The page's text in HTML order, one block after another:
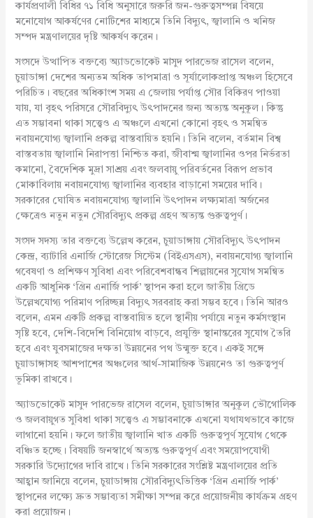
কার্যপ্রণালী বিধির ৭১ বিধি অনুসারে জরুরি জন-গুরুত্বসম্পন্ন বিষয়ে
মনোযোগ আকর্ষণের নোটিশের মাধ্যমে তিনি বিদ্যুৎ, জ্বালানি ও খনিজ
সম্পদ মন্ত্রণালয়ের দৃষ্টি আকর্ষণ করেন।
সংসদে উত্থাপিত বক্তব্যে অ্যাডভোকেট মাসুদ পারভেজ রাসেল বলেন,
চুয়াডাঙ্গা দেশের অন্যতম অধিক তাপমাত্রা ও সূর্যালোকপ্রাপ্ত অঞ্চল হিসেবে
পরিচিত। বছরের অধিকাংশ সময় এ জেলায় পর্যাপ্ত সৌর বিকিরণ পাওয়া
যায়, যা বৃহৎ পরিসরে সৌরবিদ্যুৎ উৎপাদনের জন্য অত্যন্ত অনুকূল। কিন্তু
এত সম্ভাবনা থাকা সত্ত্বেও এ অঞ্চলে এখনো কোনো বৃহৎ ও সমন্বিত
নবায়নযোগ্য জ্বালানি প্রকল্প বাস্তবায়িত হয়নি। তিনি বলেন, বর্তমান বিশ্ব
বাস্তবতায় জ্বালানি নিরাপত্তা নিশ্চিত করা, জীবাশ্ম জ্বালানির ওপর নির্ভরতা
কমানো, বৈদেশিক মুদ্রা সাশ্রয় এবং জলবায়ু পরিবর্তনের বিরূপ প্রভাব
মোকাবিলায় নবায়নযোগ্য জ্বালানির ব্যবহার বাড়ানো সময়ের দাবি।
সরকারের ঘোষিত নবায়নযোগ্য জ্বালানি উৎপাদন লক্ষ্যমাত্রা অর্জনের
ক্ষেত্রেও নতুন নতুন সৌরবিদ্যুৎ প্রকল্প গ্রহণ অত্যন্ত গুরুত্বপূর্ণ।
সংসদ সদস্য তার বক্তব্যে উল্লেখ করেন, চুয়াডাঙ্গায় সৌরবিদ্যুৎ উৎপাদন
কেন্দ্র, ব্যাটারি এনার্জি স্টোরেজ সিস্টেম (বিইএসএস), নবায়নযোগ্য জ্বালানি
গবেষণা ও প্রশিক্ষণ সুবিধা এবং পরিবেশবান্ধব শিল্পায়নের সুযোগ সমন্বিত
একটি আধুনিক ‘গ্রিন এনার্জি পার্ক’ স্থাপন করা হলে জাতীয় গ্রিডে
উল্লেখযোগ্য পরিমাণ পরিচ্ছন্ন বিদ্যুৎ সরবরাহ করা সম্ভব হবে। তিনি আরও
বলেন, এমন একটি প্রকল্প বাস্তবায়িত হলে স্থানীয় পর্যায়ে নতুন কর্মসংস্থান
সৃষ্টি হবে, দেশি-বিদেশি বিনিয়োগ বাড়বে, প্রযুক্তি স্থানান্তরের সুযোগ তৈরি
হবে এবং যুবসমাজের দক্ষতা উন্নয়নের পথ উন্মুক্ত হবে। একই সঙ্গে
চুয়াডাঙ্গাসহ আশপাশের অঞ্চলের আর্থ-সামাজিক উন্নয়নেও তা গুরুত্বপূর্ণ
ভূমিকা রাখবে।
অ্যাডভোকেট মাসুদ পারভেজ রাসেল বলেন, চুয়াডাঙ্গার অনুকূল ভৌগোলিক
ও জলবায়ুগত সুবিধা থাকা সত্ত্বেও এ সম্ভাবনাকে এখনো যথাযথভাবে কাজে
লাগানো হয়নি। ফলে জাতীয় জ্বালানি খাত একটি গুরুত্বপূর্ণ সুযোগ থেকে
বঞ্চিত হচ্ছে। বিষয়টি জনস্বার্থে অত্যন্ত গুরুত্বপূর্ণ এবং সময়োপযোগী
সরকারি উদ্যোগের দাবি রাখে। তিনি সরকারের সংশ্লিষ্ট মন্ত্রণালয়ের প্রতি
আহ্বান জানিয়ে বলেন, চুয়াডাঙ্গায় সৌরবিদ্যুৎভিত্তিক ‘গ্রিন এনার্জি পার্ক’
স্থাপনের লক্ষ্যে দ্রুত সম্ভাব্যতা সমীক্ষা সম্পন্ন করে প্রয়োজনীয় কার্যক্রম গ্রহণ
করা প্রয়োজন।